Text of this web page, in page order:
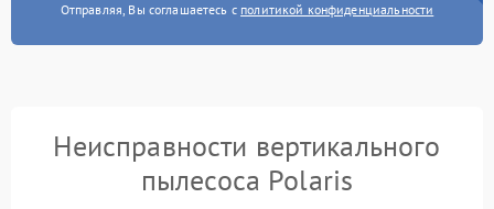
Отправляя, Вы соглашаетесь с политикой конфиденциальности
Неисправности вертикального
пылесоса Polaris